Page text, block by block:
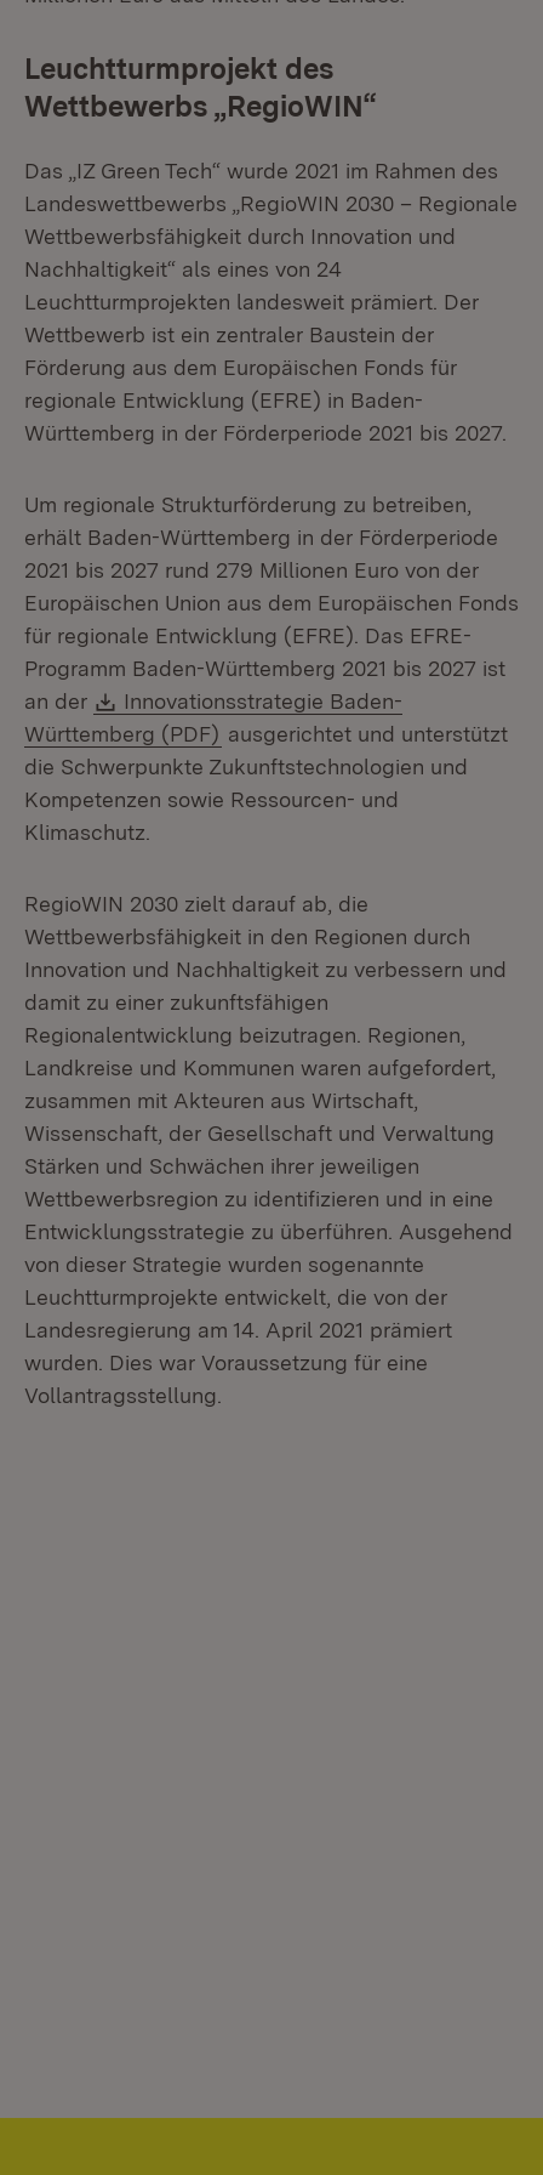
Leuchtturmprojekt des
Wettbewerbs „RegioWIN“
Das „IZ Green Tech“ wurde 2021 im Rahmen des
Landeswettbewerbs „RegioWIN 2030 – Regionale
Wettbewerbsfähigkeit durch Innovation und
Nachhaltigkeit“ als eines von 24
Leuchtturmprojekten landesweit prämiert. Der
Wettbewerb ist ein zentraler Baustein der
Förderung aus dem Europäischen Fonds für
regionale Entwicklung (EFRE) in Baden-
Württemberg in der Förderperiode 2021 bis 2027.
Um regionale Strukturförderung zu betreiben,
erhält Baden-Württemberg in der Förderperiode
2021 bis 2027 rund 279 Millionen Euro von der
Europäischen Union aus dem Europäischen Fonds
für regionale Entwicklung (EFRE). Das EFRE-
Programm Baden-Württemberg 2021 bis 2027 ist
an der
Download:
Innovationsstrategie Baden-
Württemberg (PDF) (Öffnet in neuem Fenster)
ausgerichtet und unterstützt
die Schwerpunkte Zukunftstechnologien und
Kompetenzen sowie Ressourcen- und
Klimaschutz.
RegioWIN 2030 zielt darauf ab, die
Wettbewerbsfähigkeit in den Regionen durch
Innovation und Nachhaltigkeit zu verbessern und
damit zu einer zukunftsfähigen
Regionalentwicklung beizutragen. Regionen,
Landkreise und Kommunen waren aufgefordert,
zusammen mit Akteuren aus Wirtschaft,
Wissenschaft, der Gesellschaft und Verwaltung
Stärken und Schwächen ihrer jeweiligen
Wettbewerbsregion zu identifizieren und in eine
Entwicklungsstrategie zu überführen. Ausgehend
von dieser Strategie wurden sogenannte
Leuchtturmprojekte entwickelt, die von der
Landesregierung am 14. April 2021 prämiert
wurden. Dies war Voraussetzung für eine
Vollantragsstellung.